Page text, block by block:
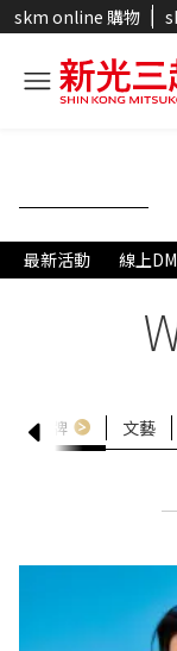
skm online 購物
最新活動 線上DM
品牌 文藝